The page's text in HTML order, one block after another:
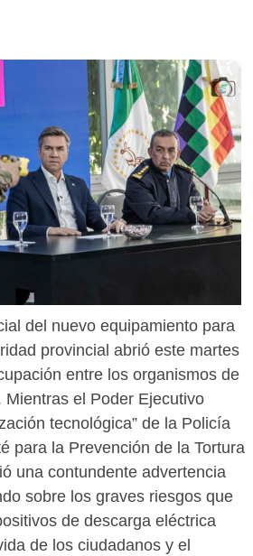
del nuevo equipamiento para
provincial abrió este martes
entre los organismos de
el Poder Ejecutivo
tecnológica” de la Policía
para la Prevención de la Tortura
una contundente advertencia
sobre los graves riesgos que
de descarga eléctrica
de los ciudadanos y el